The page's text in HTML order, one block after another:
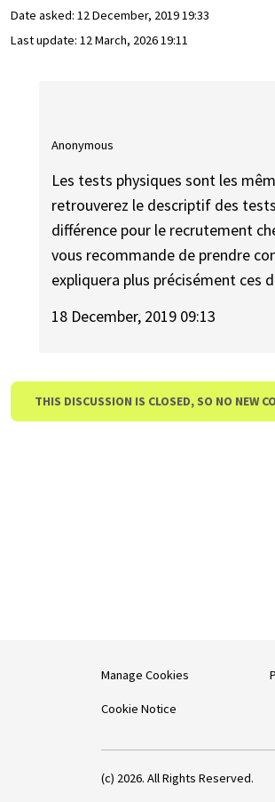
Date asked: 12 December, 2019 19:33
Last update: 12 March, 2026 19:11
Anonymous
Les tests physiques sont les
retrouverez le descriptif des
différence pour le recrutement
vous recommande de prendre
expliquera plus précisément ces
18 December, 2019 09:13
THIS DISCUSSION IS CLOSED, SO NO NEW
Manage Cookies
Cookie Notice
(c) 2026. All Rights Reserved.